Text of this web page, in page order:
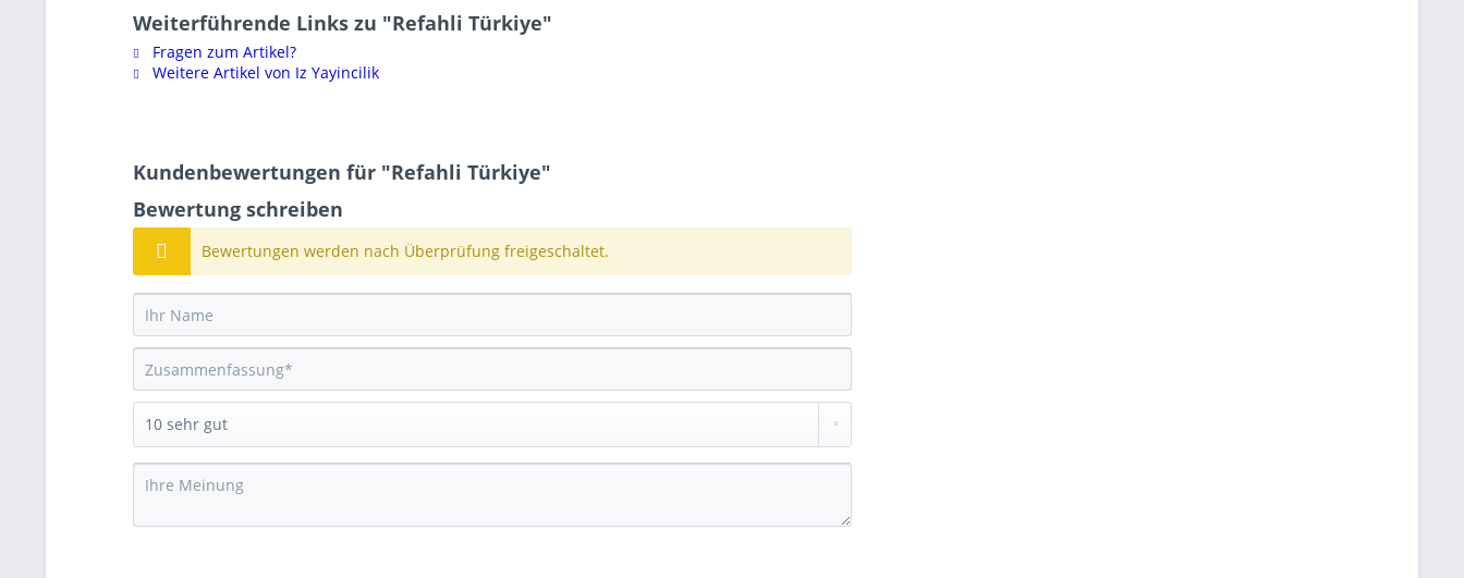
Weiterführende Links zu "Refahli Türkiye"
Fragen zum Artikel?
Weitere Artikel von Iz Yayincilik
Kundenbewertungen für "Refahli Türkiye"
Bewertung schreiben
Bewertungen werden nach Überprüfung freigeschaltet.